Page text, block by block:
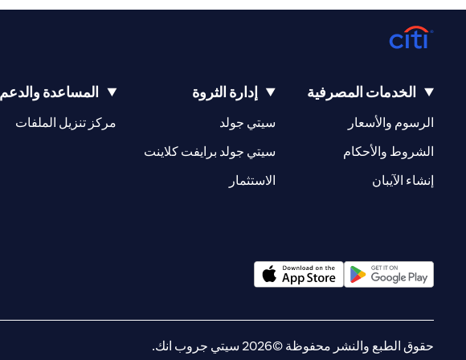
الخدمات المصرفية
الرسوم والأسعار
opens in a new tab
الشروط والأحكام opens in a new tab
إنشاء الآيبان opens in a new tab
إدارة الثروة
سيتي جولد opens in a new tab
سيتي جولد برايفت كلاينت
الاستثمار
المساعدة والدعم
مركز تنزيل الملفات
حقوق الطبع والنشر محفوظة ©2026 سيتي جروب انك.